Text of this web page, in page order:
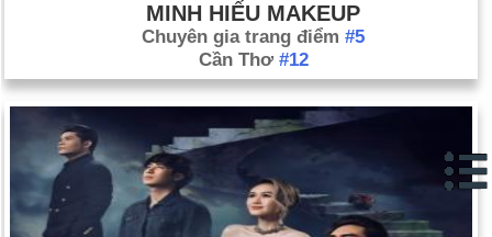
MINH HIẾU MAKEUP
Chuyên gia trang điểm #5
Cần Thơ #12